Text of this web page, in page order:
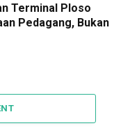
Terminal Ploso
Pedagang, Bukan